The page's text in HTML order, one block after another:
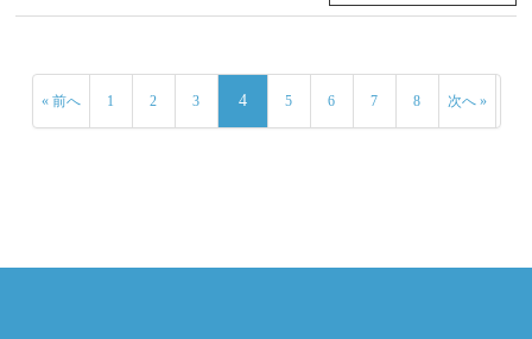
« 前へ 1 2 3 4 5 6 7 8 次へ »